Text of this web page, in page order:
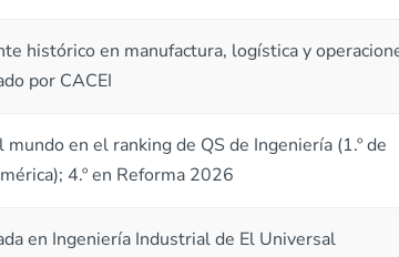
histórico en manufactura, logística y
por CACEI
en el ranking de QS de Ingeniería (1.º de
4.º en Reforma 2026
en Ingeniería Industrial de El Universal